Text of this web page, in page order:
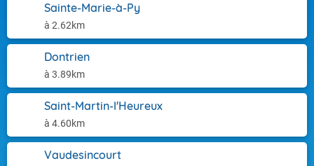
Sainte-Marie-à-Py
à 2.62km
Dontrien
à 3.89km
Saint-Martin-l'Heureux
à 4.60km
Vaudesincourt